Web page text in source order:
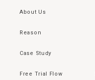
About Us
Reason
Case Study
Free Trial Flow